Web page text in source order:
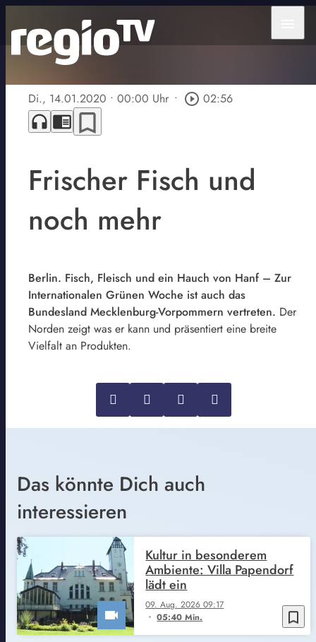
Di., 14.01.2020 • 00:00 Uhr • play_circle_outline 02:56
headphones chrome_reader_mode bookmark_border
Frischer Fisch und
noch mehr
Berlin. Fisch, Fleisch und ein Hauch von Hanf – Zur
Internationalen Grünen Woche ist auch das
Bundesland Mecklenburg-Vorpommern vertreten. Der
Norden zeigt was er kann und präsentiert eine breite
Vielfalt an Produkten.
Das könnte Dich auch
interessieren
bookmark_border
09. Aug. 2026 09:17
05:40 Min.
Kultur in besonderem
Ambiente: Villa Papendorf
lädt ein